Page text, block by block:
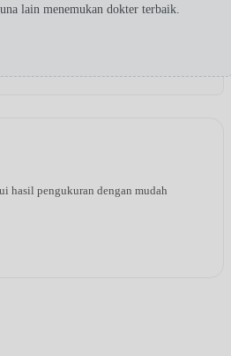
lain menemukan dokter terbaik.
hasil pengukuran dengan mudah